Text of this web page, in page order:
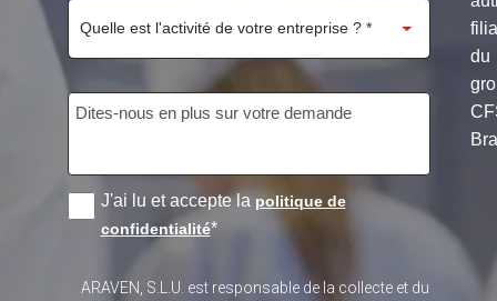
du
J'ai lu et accepte la politique de
confidentialité*
ARAVEN, S.L.U. est responsable de la collecte et du